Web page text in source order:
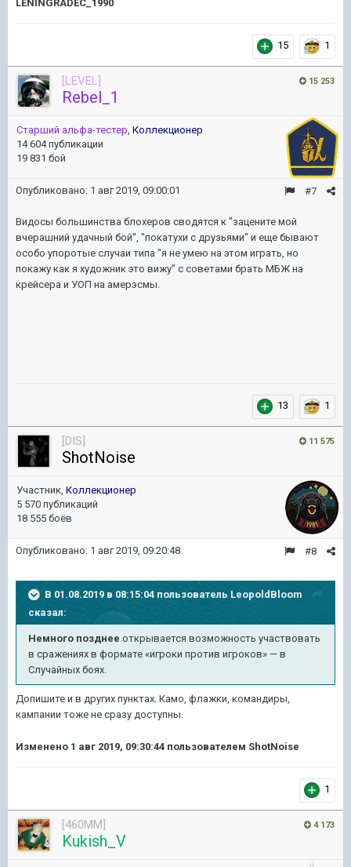
LENINGRADEC_1990
15 1
15 253
[LEVEL]
Rebel_1
Старший альфа-тестер, Коллекционер
14 604 публикации
19 831 бой
#7
Опубликовано: 1 авг 2019, 09:00:01
Видосы большинства блохеров сводятся к "зацените мой
вчерашний удачный бой", "покатухи с друзьями" и еще бывают
особо упоротые случаи типа "я не умею на этом играть, но
покажу как я художник это вижу" с советами брать МБЖ на
крейсера и УОП на амерэсмы.
13 1
11 575
[DIS]
ShotNoise
Участник, Коллекционер
5 570 публикаций
18 555 боёв
#8
Опубликовано: 1 авг 2019, 09:20:48
В 01.08.2019 в 08:15:04 пользователь LeopoldBloom
сказал:
Немного позднее открывается возможность участвовать
в сражениях в формате «игроки против игроков» — в
Случайных боях.
Допишите и в других пунктах. Камо, флажки, командиры,
кампании тоже не сразу доступны.
Изменено 1 авг 2019, 09:30:44 пользователем ShotNoise
1
4 173
[460MM]
Kukish_V